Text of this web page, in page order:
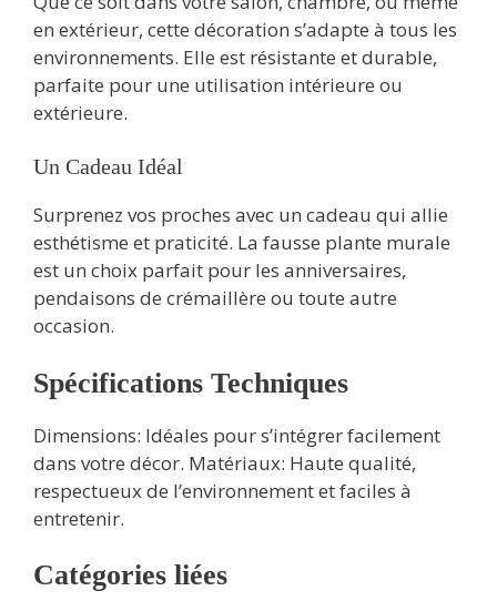
en extérieur, cette décoration s’adapte à tous les
environnements. Elle est résistante et durable,
parfaite pour une utilisation intérieure ou
extérieure.
Un Cadeau Idéal
Surprenez vos proches avec un cadeau qui allie
esthétisme et praticité. La fausse plante murale
est un choix parfait pour les anniversaires,
pendaisons de crémaillère ou toute autre
occasion.
Spécifications Techniques
Dimensions: Idéales pour s’intégrer facilement
dans votre décor. Matériaux: Haute qualité,
respectueux de l’environnement et faciles à
entretenir.
Catégories liées